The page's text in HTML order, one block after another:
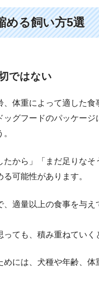
める飼い方5選
ではない
体重によって適した食
ッグフードのパッケー
たから」「まだ足りな
可能性があります。
、適量以上の食事を与
っても、積み重ねてい
めには、犬種や年齢、